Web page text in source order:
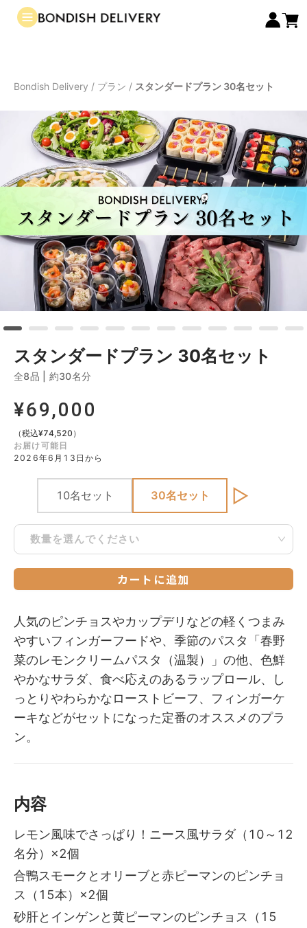
Bondish Delivery / プラン / スタンダードプラン 30名セット
スタンダードプラン 30名セット
全8品 約30名分
¥69,000
（税込¥74,520 ）
お届け可能日
2026年6月13日から
10名セット 30名セット ▷
数量を選んでください
カートに追加
人気のピンチョスやカップデリなどの軽くつまみ
やすいフィンガーフードや、季節のパスタ「春野
菜のレモンクリームパスタ（温製）」の他、色鮮
やかなサラダ、食べ応えのあるラップロール、し
っとりやわらかなローストビーフ、フィンガーケ
ーキなどがセットになった定番のオススメのプラ
ン。
内容
レモン風味でさっぱり！ニース風サラダ（10～12
名分）×2個
合鴨スモークとオリーブと赤ピーマンのピンチョ
ス（15本）×2個
砂肝とインゲンと黄ピーマンのピンチョス（15